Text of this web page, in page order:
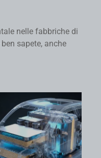
nelle fabbriche di
sapete, anche